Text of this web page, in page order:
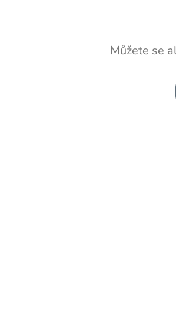
Můžete se